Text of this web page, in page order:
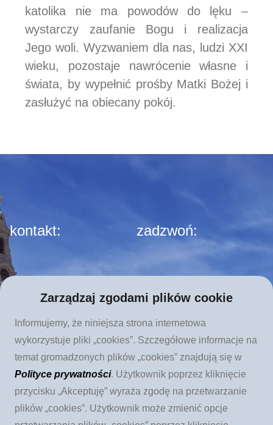
katolika nie ma powodów do lęku –
wystarczy zaufanie Bogu i realizacja
Jego woli. Wyzwaniem dla nas, ludzi XXI
wieku, pozostaje nawrócenie własne i
świata, by wypełnić prośby Matki Bożej i
zasłużyć na obiecany pokój.
kontakt:
Chrześcijańskiej im. Ks.
Piotra Skargi
ul. Augustiańska 28
31-064 Kraków
zadzwoń:
Zarządzaj zgodami plików cookie
Informujemy, że niniejsza strona internetowa
wykorzystuje pliki „cookies”. Szczegółowe informacje na
temat gromadzonych plików „cookies” znajdują się w
Polityce prywatności. Użytkownik poprzez kliknięcie
przycisku „Akceptuję” wyraża zgodę na przetwarzanie
plików „cookies”. Użytkownik może zmienić opcje